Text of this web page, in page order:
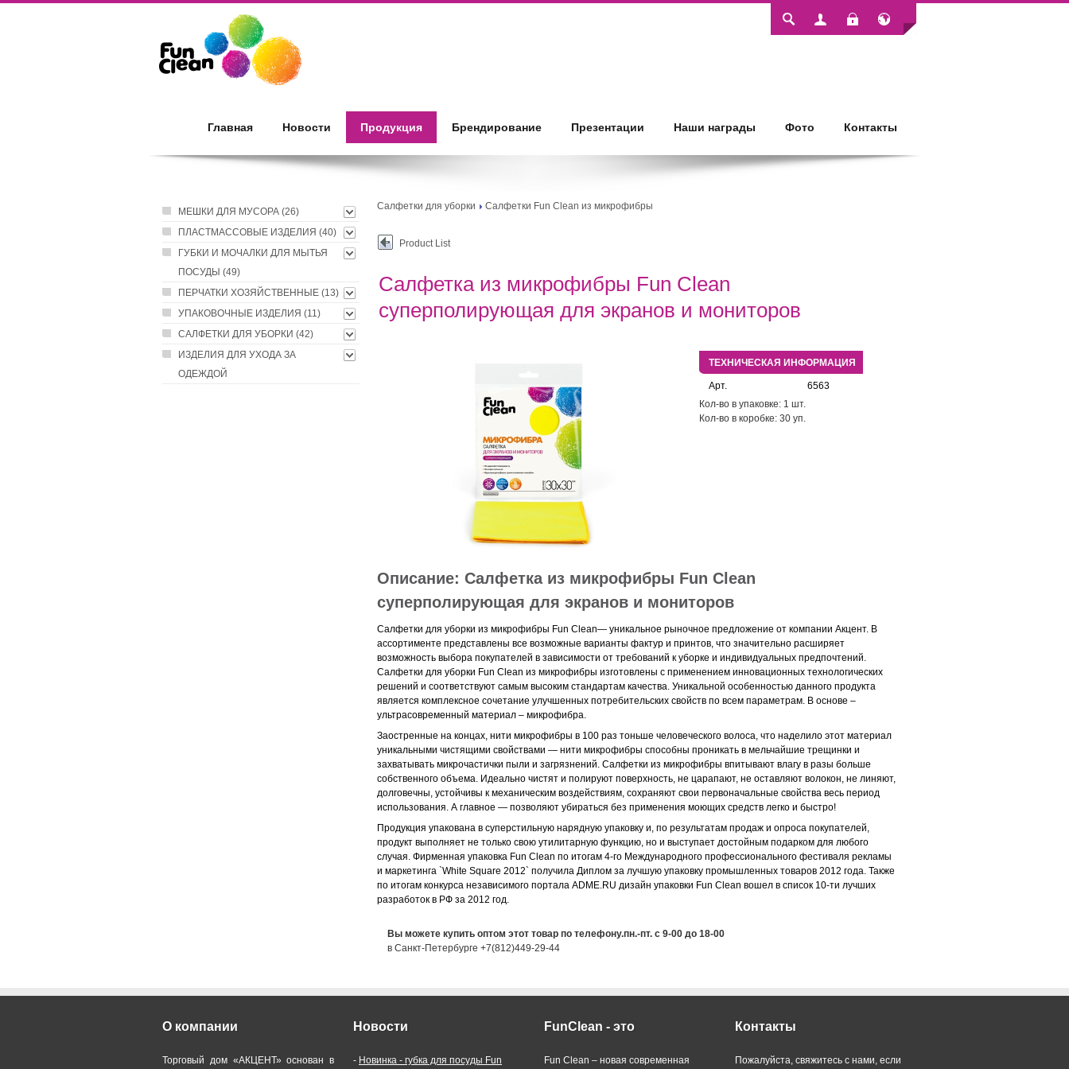
Login
Главная Новости Продукция Брендирование Презентации Наши награды Фото Контакты
МЕШКИ ДЛЯ МУСОРА (26)
ПЛАСТМАССОВЫЕ ИЗДЕЛИЯ (40)
ГУБКИ И МОЧАЛКИ ДЛЯ МЫТЬЯ
ПОСУДЫ (49)
ПЕРЧАТКИ ХОЗЯЙСТВЕННЫЕ (13)
УПАКОВОЧНЫЕ ИЗДЕЛИЯ (11)
САЛФЕТКИ ДЛЯ УБОРКИ (42)
ИЗДЕЛИЯ ДЛЯ УХОДА ЗА
ОДЕЖДОЙ
Салфетки для уборки Салфетки Fun Clean из микрофибры
Product List
Cалфетка из микрофибры Fun Clean
суперполирующая для экранов и мониторов
ТЕХНИЧЕСКАЯ ИНФОРМАЦИЯ
Арт.
6563
Кол-во в упаковке: 1 шт.
Кол-во в коробке: 30 уп.
Описание:Cалфетка из микрофибры Fun Clean
суперполирующая для экранов и мониторов
Салфетки для уборки из микрофибры Fun Clean— уникальное рыночное предложение от компании Акцент. В
ассортименте представлены все возможные варианты фактур и принтов, что значительно расширяет
возможность выбора покупателей в зависимости от требований к уборке и индивидуальных предпочтений.
Салфетки для уборки Fun Clean из микрофибры изготовлены с применением инновационных технологических
решений и соответствуют самым высоким стандартам качества. Уникальной особенностью данного продукта
является комплексное сочетание улучшенных потребительских свойств по всем параметрам. В основе –
ультрасовременный материал – микрофибра.
Заостренные на концах, нити микрофибры в 100 раз тоньше человеческого волоса, что наделило этот материал
уникальными чистящими свойствами — нити микрофибры способны проникать в мельчайшие трещинки и
захватывать микрочастички пыли и загрязнений. Салфетки из микрофибры впитывают влагу в разы больше
собственного объема. Идеально чистят и полируют поверхность, не царапают, не оставляют волокон, не линяют,
долговечны, устойчивы к механическим воздействиям, сохраняют свои первоначальные свойства весь период
использования. А главное — позволяют убираться без применения моющих средств легко и быстро!
Продукция упакована в суперстильную нарядную упаковку и, по результатам продаж и опроса покупателей,
продукт выполняет не только свою утилитарную функцию, но и выступает достойным подарком для любого
случая. Фирменная упаковка Fun Clean по итогам 4-го Международного профессионального фестиваля рекламы
и маркетинга `White Square 2012` получила Диплом за лучшую упаковку промышленных товаров 2012 года. Также
по итогам конкурса независимого портала ADME.RU дизайн упаковки Fun Clean вошел в список 10-ти лучших
разработок в РФ за 2012 год.
Вы можете купить оптом этот товар по телефону.пн.-пт. с 9-00 до 18-00
в Санкт-Петербурге +7(812)449-29-44
О компании
Торговый дом «АКЦЕНТ» основан в
Новости
- Новинка - губка для посуды Fun
FunClean - это
Fun Clean – новая современная
Контакты
Пожалуйста, свяжитесь с нами, если